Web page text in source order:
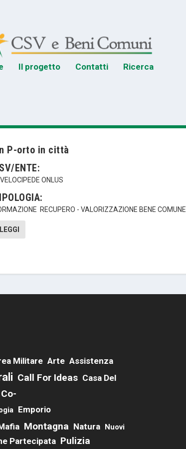
Il progetto Contatti Ricerca
P-orto in città
ENTE:
ONLUS
RECUPERO - VALORIZZAZIONE BENE COMUNE
LEGGI
Militare Arte Assistenza
Call For Ideas Casa Del
Co-
Emporio
Montagna Natura Nuovi
Partecipata Pulizia